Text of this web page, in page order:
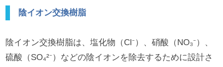
陰イオン交換樹脂
陰イオン交換樹脂は、塩化物（Cl⁻）、硝酸（NO₃⁻）、
硫酸（SO₄²⁻）などの陰イオンを除去するために設計さ